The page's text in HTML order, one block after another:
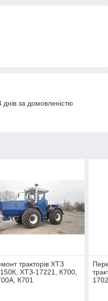
за домовленістю
тракторів ХТЗ
ХТЗ-17221, К700,
К701